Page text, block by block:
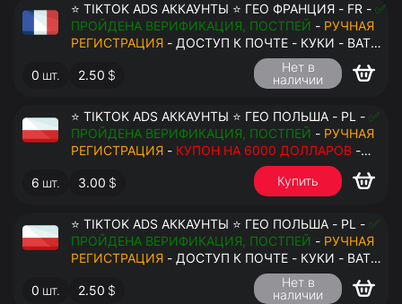
⭐ TIKTOK ADS АККАУНТЫ ⭐ ГЕО ФРАНЦИЯ - FR - ✅
ПРОЙДЕНА ВЕРИФИКАЦИЯ, ПОСТПЕЙ - РУЧНАЯ
РЕГИСТРАЦИЯ - ДОСТУП К ПОЧТЕ - КУКИ - ВАТ
ЗАПОЛНЕН - ПЕРЕДАЧА В АНТИДЕТЕКТ
0 шт. 2.50 $
Нет в
наличии
⭐ TIKTOK ADS АККАУНТЫ ⭐ ГЕО ПОЛЬША - PL - ✅
ПРОЙДЕНА ВЕРИФИКАЦИЯ, ПОСТПЕЙ - РУЧНАЯ
РЕГИСТРАЦИЯ - КУПОН НА 6000 ДОЛЛАРОВ -
ДОСТУП К ПОЧТЕ - КУКИ - ВАТ ЗАПОЛНЕН -
ПЕРЕДАЧА В АНТИДЕТЕКТ
6 шт. 3.00 $ Купить
⭐ TIKTOK ADS АККАУНТЫ ⭐ ГЕО ПОЛЬША - PL - ✅
ПРОЙДЕНА ВЕРИФИКАЦИЯ, ПОСТПЕЙ - РУЧНАЯ
РЕГИСТРАЦИЯ - ДОСТУП К ПОЧТЕ - КУКИ - ВАТ
ЗАПОЛНЕН - ПЕРЕДАЧА В АНТИДЕТЕКТ
0 шт. 2.50 $
Нет в
наличии